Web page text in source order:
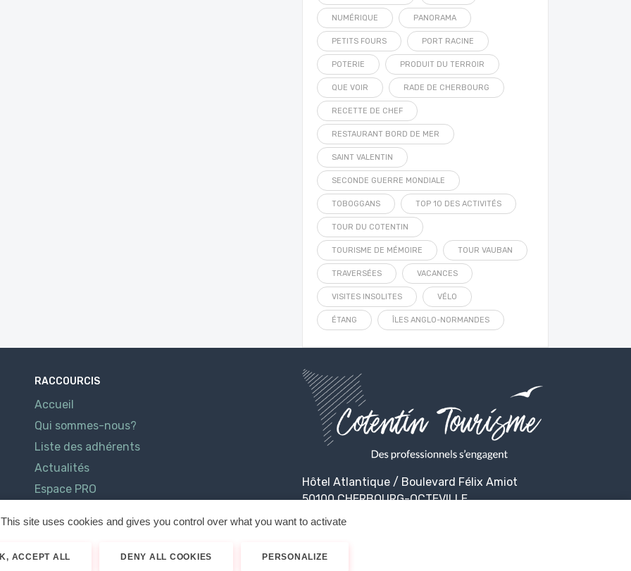
NUMÉRIQUE PANORAMA
PETITS FOURS PORT RACINE
POTERIE PRODUIT DU TERROIR
QUE VOIR RADE DE CHERBOURG
RECETTE DE CHEF
RESTAURANT BORD DE MER
SAINT VALENTIN
SECONDE GUERRE MONDIALE
TOBOGGANS TOP 10 DES ACTIVITÉS
TOUR DU COTENTIN
TOURISME DE MÉMOIRE TOUR VAUBAN
TRAVERSÉES VACANCES
VISITES INSOLITES VÉLO
ÉTANG ÎLES ANGLO-NORMANDES
RACCOURCIS
Accueil
Qui sommes-nous?
Liste des adhérents
Actualités
Espace PRO
Hôtel Atlantique / Boulevard Félix Amiot
50100 CHERBOURG-OCTEVILLE
Cotentin Tourisme Mentions légales Politique de confidentialité
This site uses cookies and gives you control over what you want to activate
ACCEPT ALL DENY ALL COOKIES PERSONALIZE